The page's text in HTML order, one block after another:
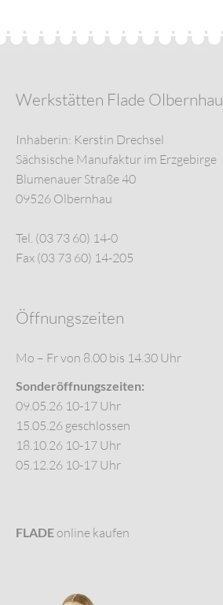
Werkstätten Flade Olbernhau
Inhaberin: Kerstin Drechsel
Sächsische Manufaktur im Erzgebirge
Blumenauer Straße 40
09526 Olbernhau
Tel. (03 73 60) 14-0
Fax (03 73 60) 14-205
Öffnungszeiten
Mo – Fr von 8.00 bis 14.30 Uhr
Sonderöffnungszeiten:
09.05.26 10-17 Uhr
15.05.26 geschlossen
18.10.26 10-17 Uhr
05.12.26 10-17 Uhr
FLADE online kaufen